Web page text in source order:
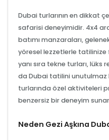
Dubai turlarının en dikkat
safarisi deneyimidir. 4x4
batımı manzaraları,
yöresel lezzetlerle tatilinize
yanı sıra tekne turları,
da Dubai tatilini unutulmaz
turlarında özel aktiviteleri
benzersiz bir deneyim
Neden Gezi Aşkına